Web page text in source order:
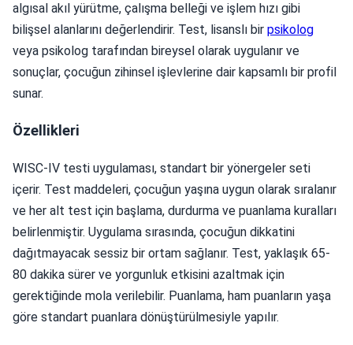
algısal akıl yürütme, çalışma belleği ve işlem hızı gibi
bilişsel alanlarını değerlendirir. Test, lisanslı bir psikolog
veya psikolog tarafından bireysel olarak uygulanır ve
sonuçlar, çocuğun zihinsel işlevlerine dair kapsamlı bir profil
sunar.
Özellikleri
WISC-IV testi uygulaması, standart bir yönergeler seti
içerir. Test maddeleri, çocuğun yaşına uygun olarak sıralanır
ve her alt test için başlama, durdurma ve puanlama kuralları
belirlenmiştir. Uygulama sırasında, çocuğun dikkatini
dağıtmayacak sessiz bir ortam sağlanır. Test, yaklaşık 65-
80 dakika sürer ve yorgunluk etkisini azaltmak için
gerektiğinde mola verilebilir. Puanlama, ham puanların yaşa
göre standart puanlara dönüştürülmesiyle yapılır.